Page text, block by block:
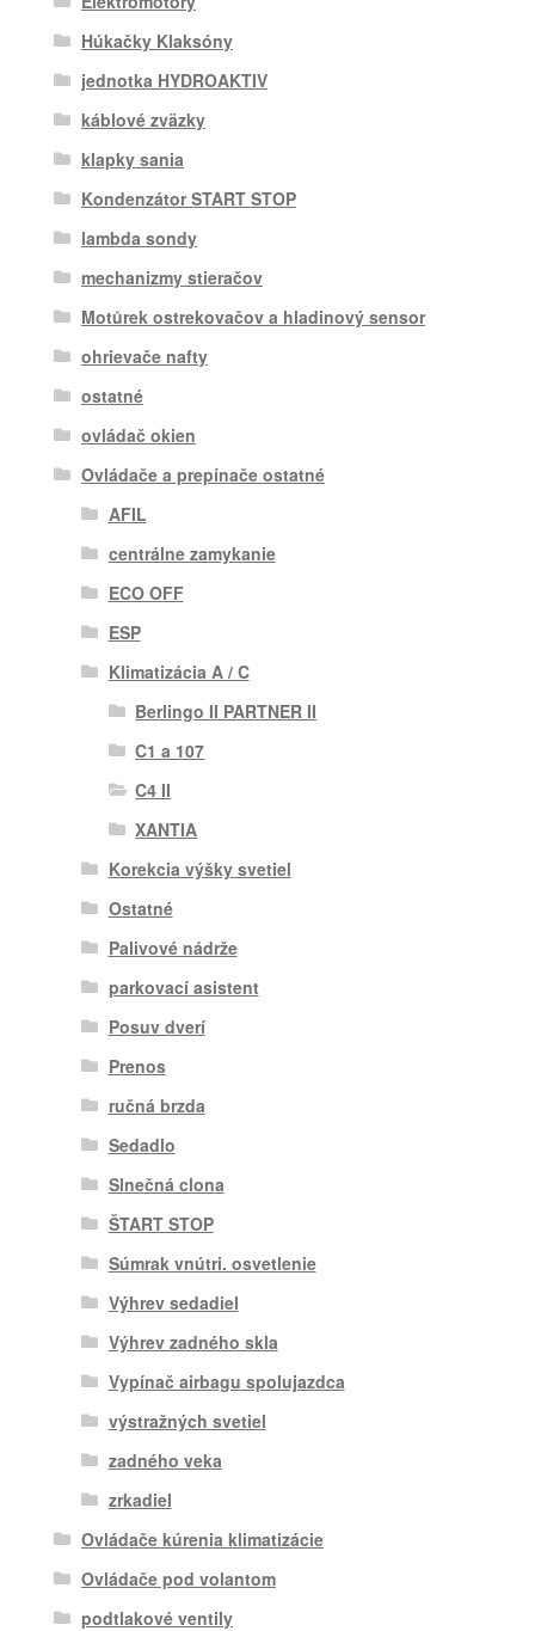
Húkačky Klaksóny
jednotka HYDROAKTIV
káblové zväzky
klapky sania
Kondenzátor START STOP
lambda sondy
mechanizmy stieračov
Motůrek ostrekovačov a hladinový sensor
ohrievače nafty
ostatné
ovládač okien
Ovládače a prepínače ostatné
AFIL
centrálne zamykanie
ECO OFF
ESP
Klimatizácia A / C
Berlingo II PARTNER II
C1 a 107
C4 II
XANTIA
Korekcia výšky svetiel
Ostatné
Palivové nádrže
parkovací asistent
Posuv dverí
Prenos
ručná brzda
Sedadlo
Slnečná clona
ŠTART STOP
Súmrak vnútri. osvetlenie
Výhrev sedadiel
Výhrev zadného skla
Vypínač airbagu spolujazdca
výstražných svetiel
zadného veka
zrkadiel
Ovládače kúrenia klimatizácie
Ovládače pod volantom
podtlakové ventily